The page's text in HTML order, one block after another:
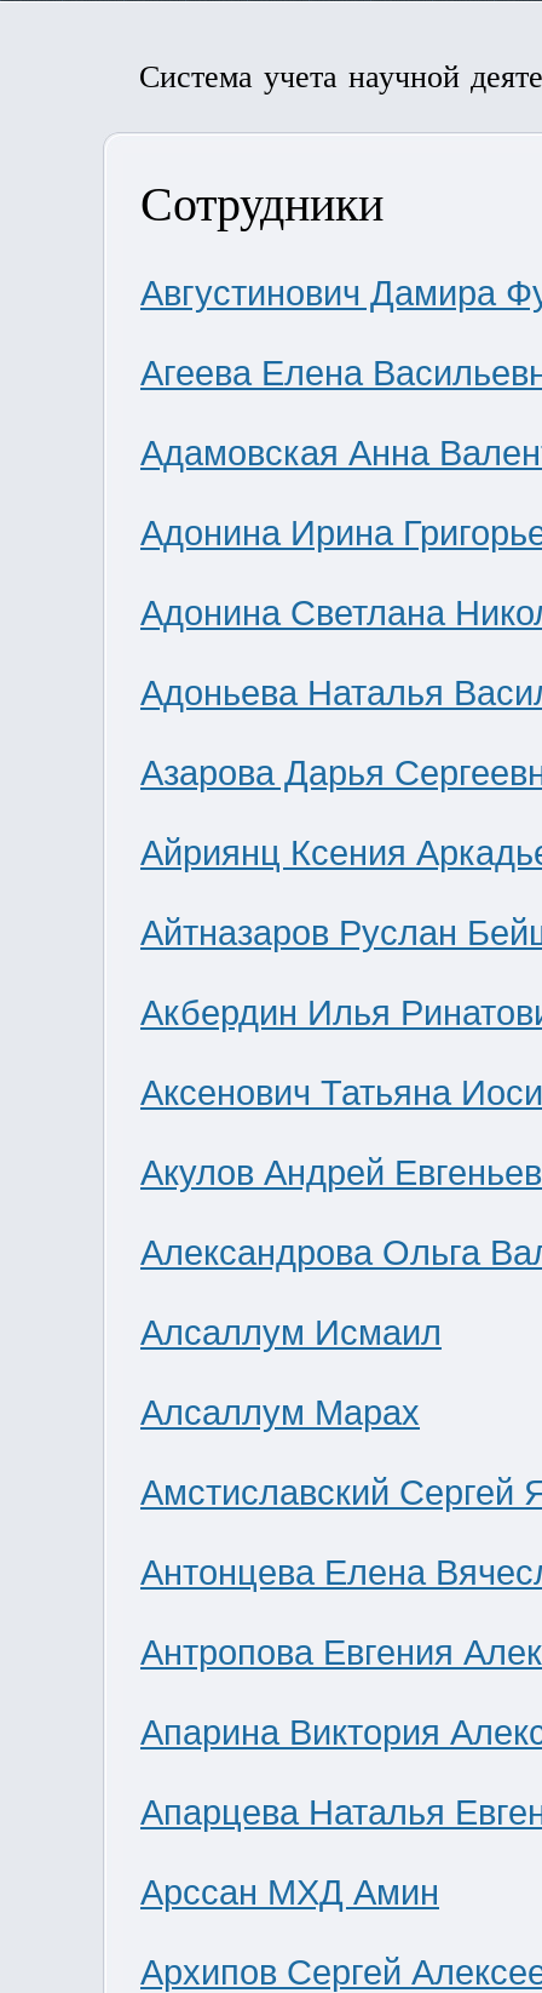
Система учета научной
Сотрудники
Августинович Дамира
Агеева Елена
Адамовская Анна
Адонина Ирина
Адонина Светлана
Адоньева Наталья
Азарова Дарья
Айриянц Ксения
Айтназаров Руслан
Акбердин Илья
Аксенович Татьяна
Акулов Андрей
Александрова Ольга
Алсаллум Исмаил
Алсаллум Марах
Амстиславский Сергей
Антонцева Елена
Антропова Евгения
Апарина Виктория
Апарцева Наталья
Арссан МХД Амин
Архипов Сергей